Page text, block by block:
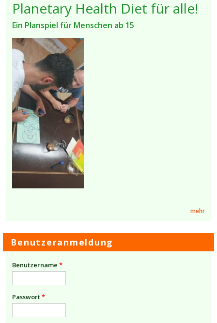
Planetary Health Diet für alle!
Ein Planspiel für Menschen ab 15
mehr
Benutzeranmeldung
Benutzername*
Passwort*